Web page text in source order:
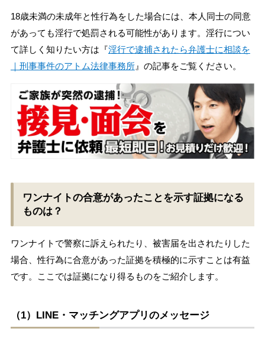
18歳未満の未成年と性行為をした場合には、本人同士の同意
があっても淫行で処罰される可能性があります。淫行につい
て詳しく知りたい方は『淫行で逮捕されたら弁護士に相談を
｜刑事事件のアトム法律事務所』の記事をご覧ください。
ワンナイトの合意があったことを示す証拠になる
ものは？
ワンナイトで警察に訴えられたり、被害届を出されたりした
場合、性行為に合意があった証拠を積極的に示すことは有益
です。ここでは証拠になり得るものをご紹介します。
（1）LINE・マッチングアプリのメッセージ